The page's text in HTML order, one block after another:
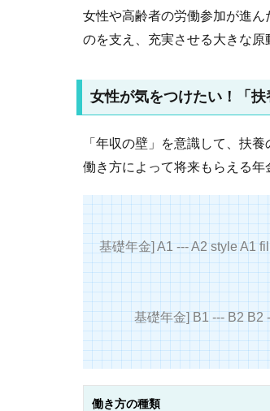
女性や高齢者の労働参加が進
のを支え、充実させる大きな原
女性が気をつけたい！「
「年収の壁」を意識して、扶
働き方によって将来もらえる年
基礎年金] A1 --- A2 style A1
基礎年金] B1 --- B2 B2
働き方の種類